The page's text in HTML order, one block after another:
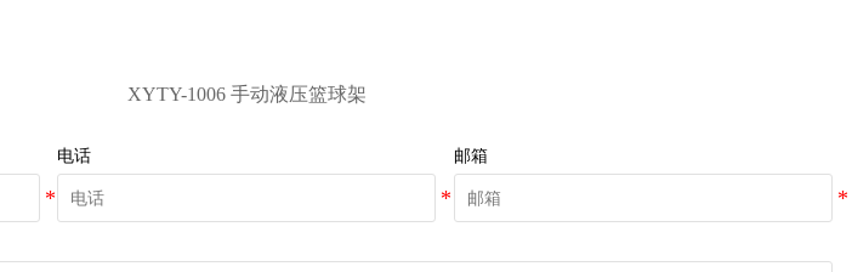
XYTY-1006 手动液压篮球架
电话 邮箱